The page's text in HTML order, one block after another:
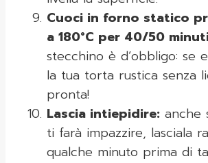
Cuoci in forno statico
a 180°C per 40/50
stecchino è d’obbligo: se
la tua torta rustica senza
pronta!
Lascia intiepidire: anche
ti farà impazzire, lasciala
qualche minuto prima di